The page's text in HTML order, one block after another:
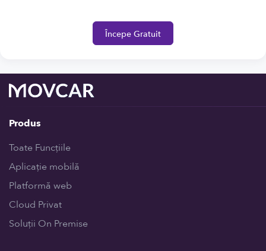
Începe Gratuit
Produs
Toate Funcțiile
Aplicație mobilă
Platformă web
Cloud Privat
Soluții On Premise